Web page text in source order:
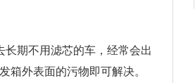
期不用滤芯的车，经常会出
箱外表面的污物即可解决。